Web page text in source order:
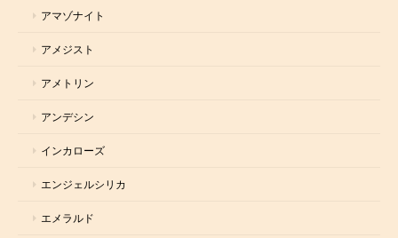
アマゾナイト
アメジスト
アメトリン
アンデシン
インカローズ
エンジェルシリカ
エメラルド